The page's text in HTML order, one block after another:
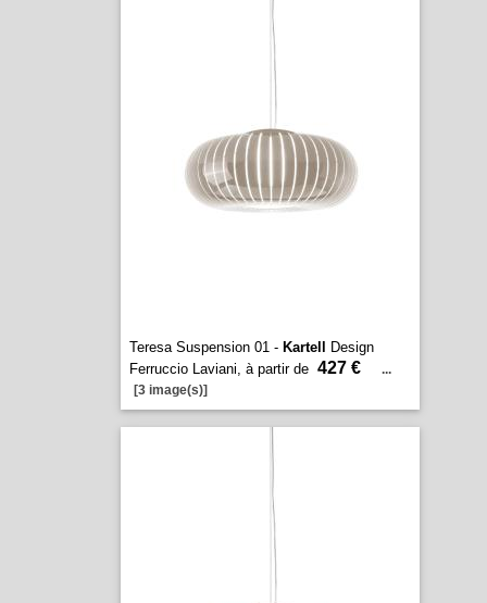
Teresa Suspension 01 - Kartell
Design
Ferruccio Laviani, à partir de 427 €
...
[3 image(s)]